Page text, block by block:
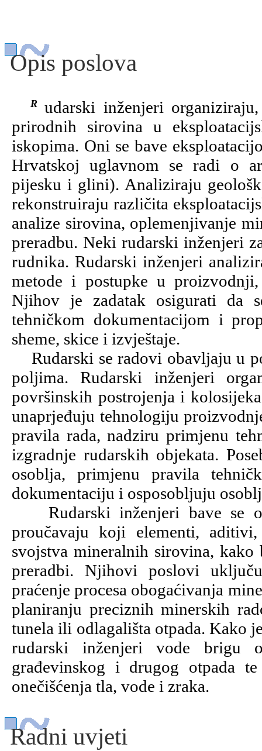
Opis poslova
Rudarski inženjeri organiziraju, prate, nadziru i analiziraju iskorištavanje
prirodnih sirovina u
iskopima. Oni se bave
Hrvatskoj uglavnom se radi o
pijesku i glini). Analiziraju
rekonstruiraju različita
analize sirovina, oplemenjivanje
preradbu. Neki rudarski inženjeri
rudnika. Rudarski inženjeri
metode i postupke u
Njihov je zadatak osigurati da
tehničkom dokumentacijom i
sheme, skice i izvještaje.
Rudarski se radovi obavljaju u
poljima. Rudarski inženjeri
površinskih postrojenja i
unaprjeđuju tehnologiju
pravila rada, nadziru primjenu
izgradnje rudarskih objekata.
osoblja, primjenu pravila
dokumentaciju i osposobljuju
Rudarski inženjeri bave se
proučavaju koji elementi,
svojstva mineralnih sirovina,
preradbi. Njihovi poslovi
praćenje procesa obogaćivanja
planiranju preciznih minerskih
tunela ili odlagališta otpada. Kako
rudarski inženjeri vode brigu
građevinskog i drugog otpada
onečišćenja tla, vode i zraka.
Radni uvjeti